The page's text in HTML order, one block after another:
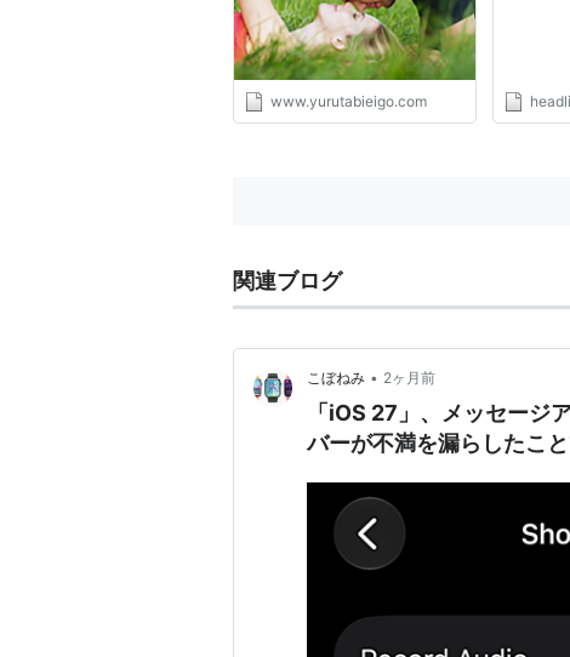
www.yurutabieigo.com
関連ブログ
こぼねみ • 2ヶ月前
「iOS 27」、メッセー
バーが不満を漏らしたこ